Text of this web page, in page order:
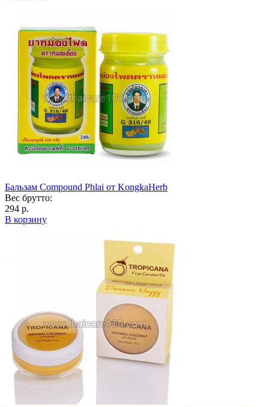
Бальзам Compound Phlai от KongkaHerb
Вес брутто:
294 р.
В корзину